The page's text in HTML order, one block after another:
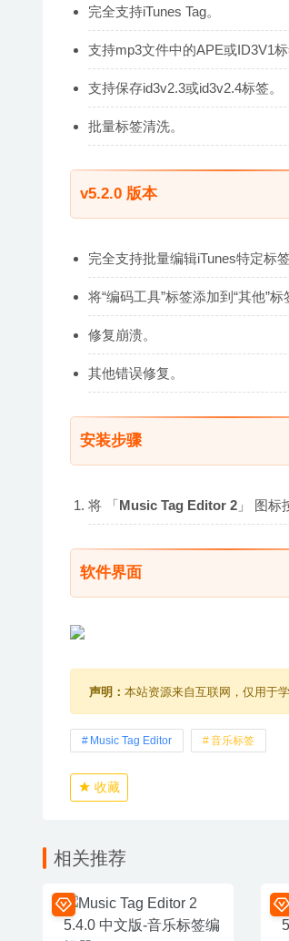
完全支持iTunes Tag。
支持mp3文件中的APE或ID3V1标
支持保存id3v2.3或id3v2.4标签。
批量标签清洗。
v5.2.0 版本
完全支持批量编辑iTunes特定标签
将“编码工具”标签添加到“其他”标
修复崩溃。
其他错误修复。
安装步骤
将 「Music Tag Editor 2 」 图标
软件界面
声明： 本站资源来自互联网，仅用于
Music Tag Editor 音乐标签
收藏
相关推荐